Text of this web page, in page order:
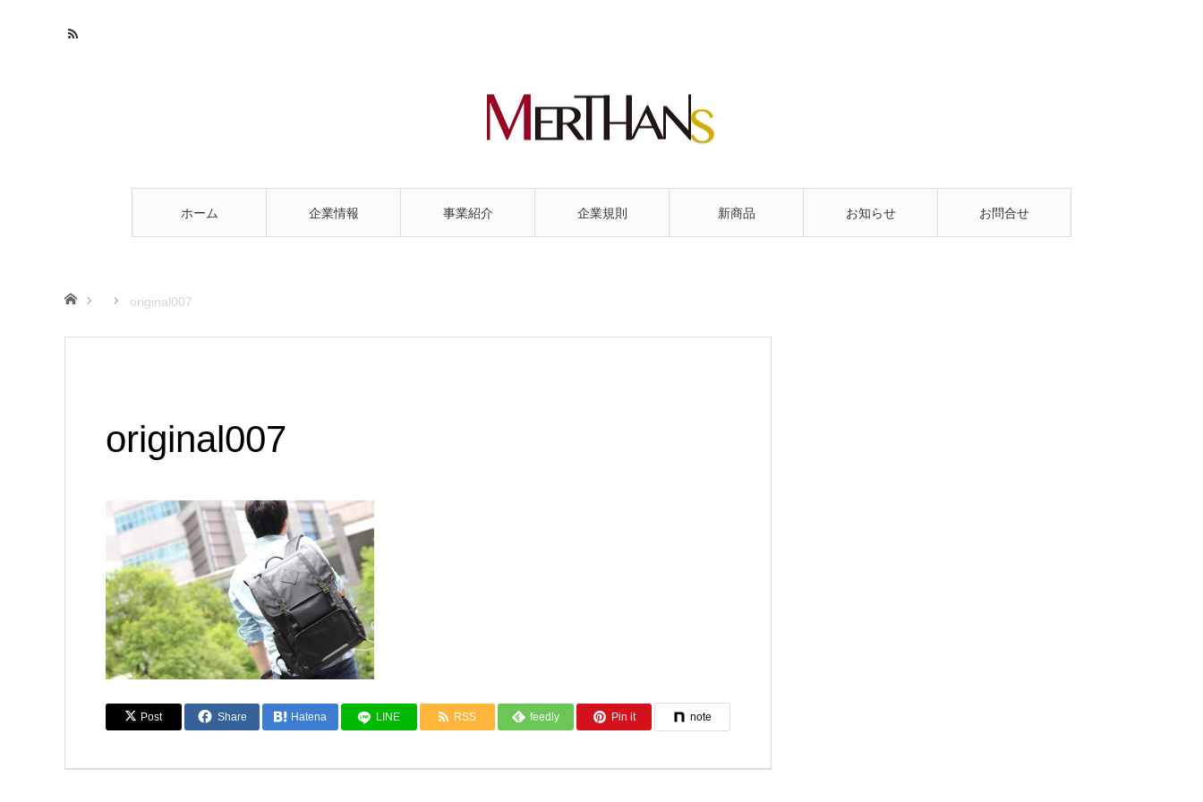
ホーム 企業情報 事業紹介 企業規則 新商品 お知らせ お問合せ
ホーム original007
original007
Post Share Hatena LINE RSS feedly Pin it note